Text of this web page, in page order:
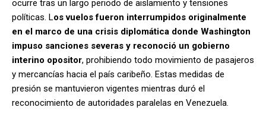
ocurre tras un largo periodo de aislamiento y tensiones
políticas. Los vuelos fueron interrumpidos originalmente
en el marco de una crisis diplomática donde Washington
impuso sanciones severas y reconoció un gobierno
interino opositor, prohibiendo todo movimiento de pasajeros
y mercancías hacia el país caribeño. Estas medidas de
presión se mantuvieron vigentes mientras duró el
reconocimiento de autoridades paralelas en Venezuela.